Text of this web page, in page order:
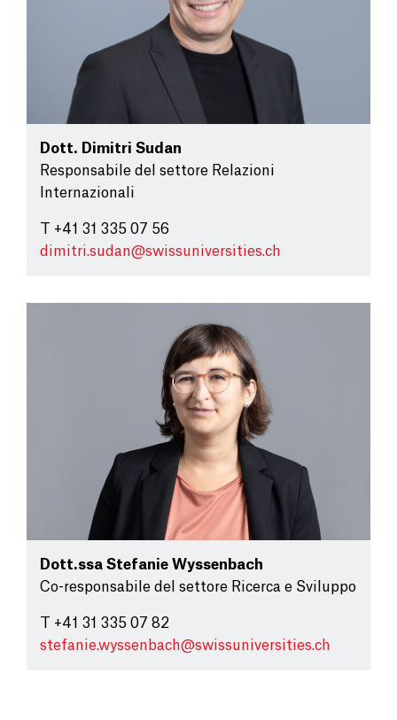
Dott. Dimitri Sudan
Responsabile del settore Relazioni
Internazionali
T +41 31 335 07 56
dimitri.sudan@swissuniversities.ch
Dott.ssa Stefanie Wyssenbach
Co-responsabile del settore Ricerca e Sviluppo
T +41 31 335 07 82
stefanie.wyssenbach@swissuniversities.ch